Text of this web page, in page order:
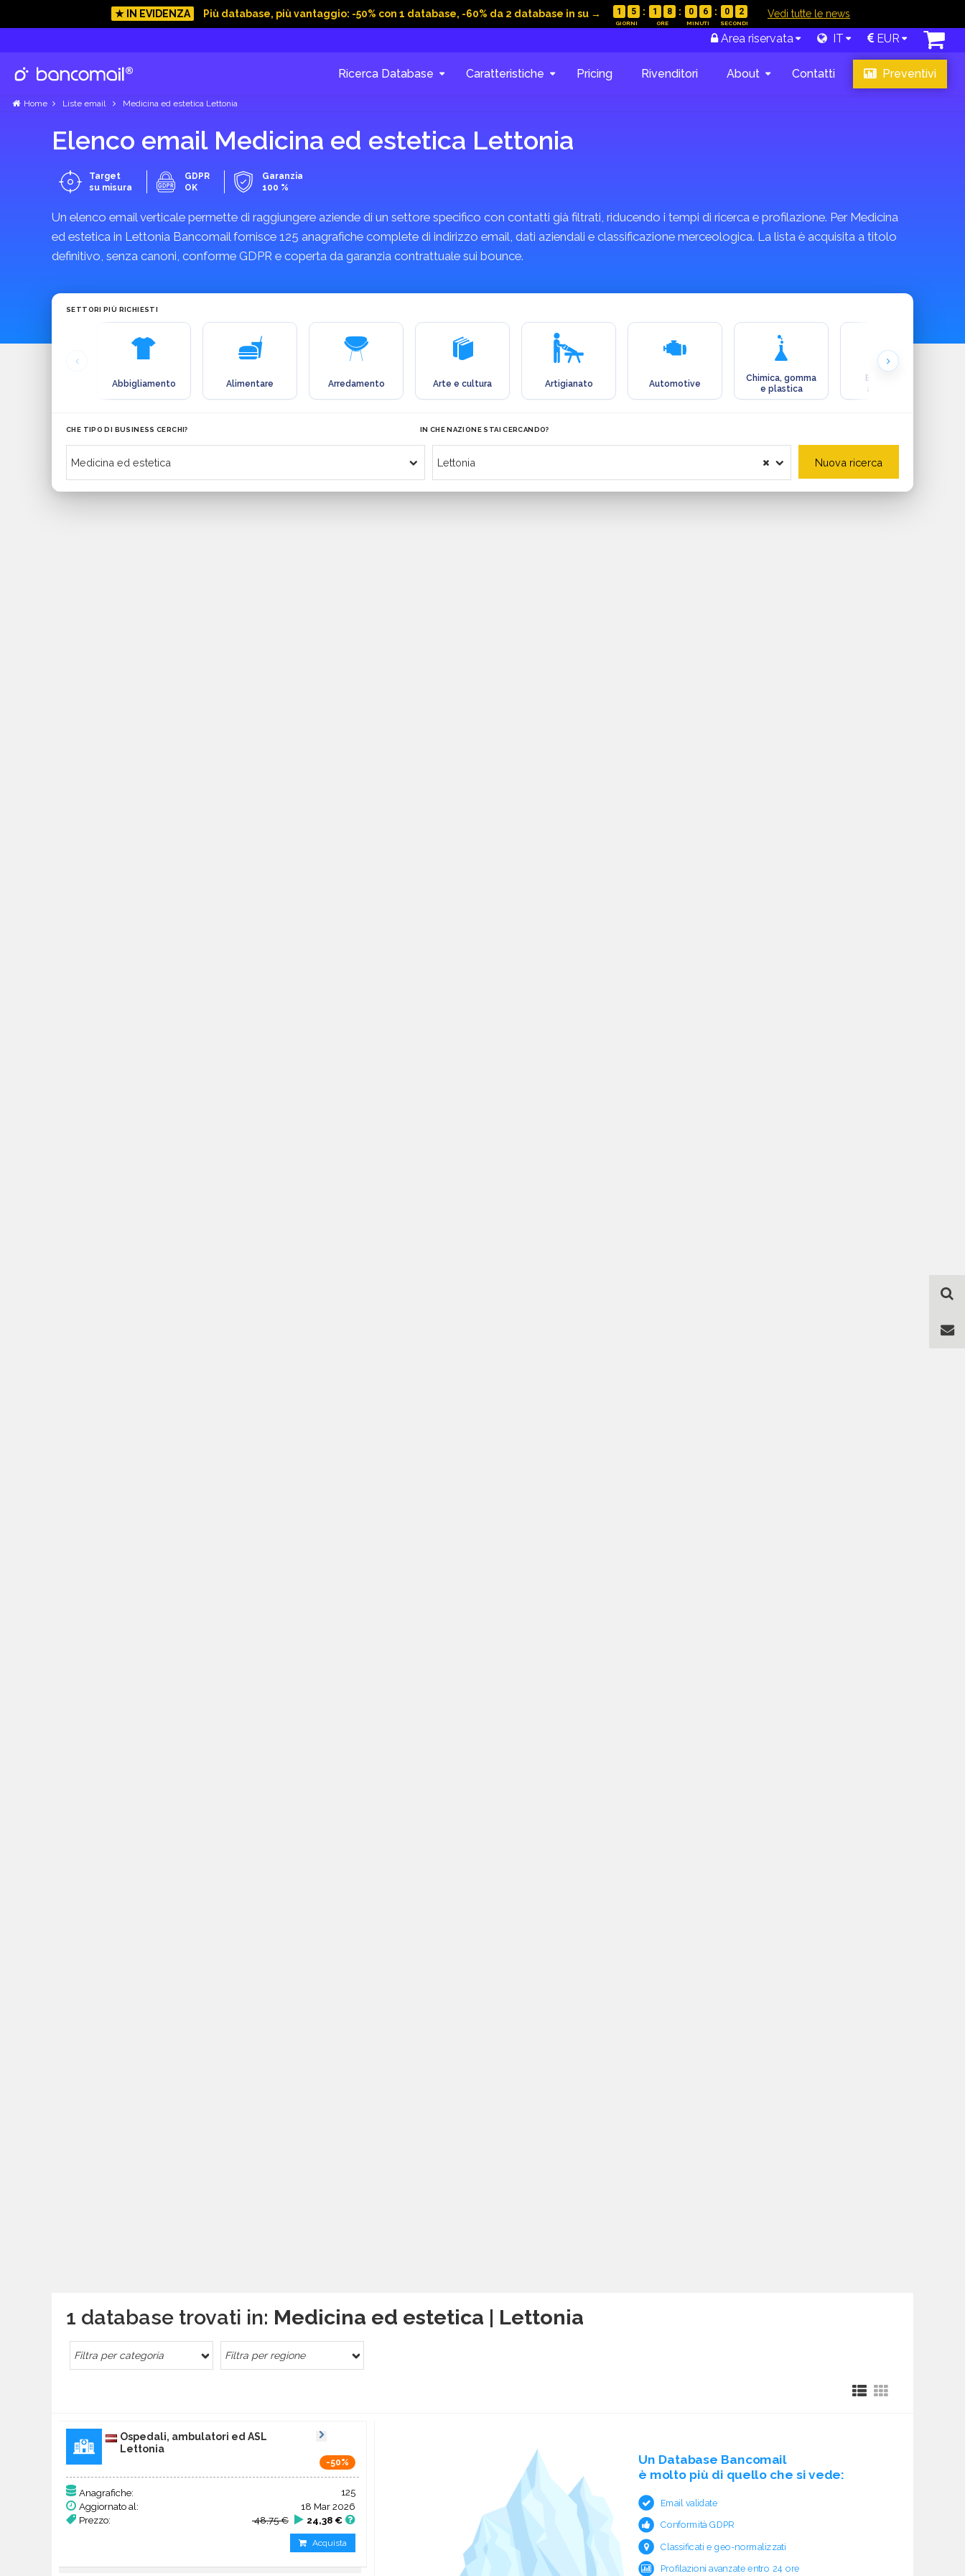
★ IN EVIDENZA Più database, più vantaggio: -50% con 1 database, -60% da 2 database in su → 1 5 1 8 0 6 0 1 Vedi tutte le news
Area riservata IT EUR
Ricerca Database Caratteristiche Pricing Rivenditori About Contatti Preventivi
Home Liste email Medicina ed estetica Lettonia
Elenco email Medicina ed estetica Lettonia
Target
su misura
GDPR
OK
Garanzia
100 %
Un elenco email verticale permette di raggiungere aziende di un settore specifico con contatti già filtrati, riducendo i tempi di ricerca e profilazione. Per Medicina
ed estetica in Lettonia Bancomail fornisce 125 anagrafiche complete di indirizzo email, dati aziendali e classificazione merceologica. La lista è acquisita a titolo
definitivo, senza canoni, conforme GDPR e coperta da garanzia contrattuale sui bounce.
SETTORI PIÙ RICHIESTI
Abbigliamento Alimentare Arredamento Arte e cultura Artigianato Automotive
Chimica, gomma
e plastica
Ecologia e
ambiente
CHE TIPO DI BUSINESS CERCHI? IN CHE NAZIONE STAI CERCANDO?
Nuova ricerca
1 database trovati in: Medicina ed estetica | Lettonia
Filtra per categoria Filtra per regione
Ospedali, ambulatori ed ASL
Lettonia
-50%
Anagrafiche:
125
Aggiornato al:
18 Mar 2026
Prezzo:
48,75 € 24,38 €
Acquista
Un Database Bancomail
è molto più di quello che si vede:
Email validate
Conformità GDPR
Classificati e geo-normalizzati
Profilazioni avanzate entro 24 ore